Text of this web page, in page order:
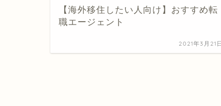
【海外移住したい人向け】おすすめ転
職エージェント
2021年3月21